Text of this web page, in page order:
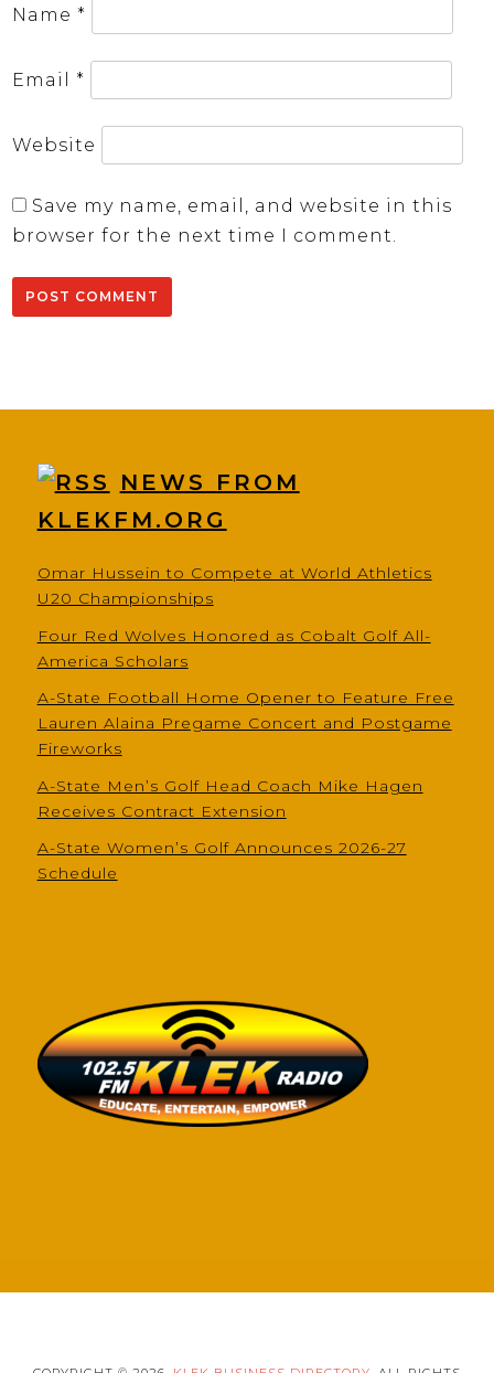
Name *
Email *
Website
Save my name, email, and website in this
browser for the next time I comment.
NEWS FROM
KLEKFM.ORG
Omar Hussein to Compete at World Athletics
U20 Championships
Four Red Wolves Honored as Cobalt Golf All-
America Scholars
A-State Football Home Opener to Feature Free
Lauren Alaina Pregame Concert and Postgame
Fireworks
A-State Men’s Golf Head Coach Mike Hagen
Receives Contract Extension
A-State Women’s Golf Announces 2026-27
Schedule